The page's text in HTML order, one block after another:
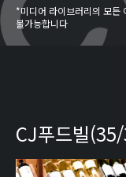
*미디어 라이브러리의 모든
불가능합니다
CJ푸드빌